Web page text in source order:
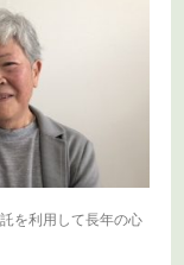
を利用して長年の心